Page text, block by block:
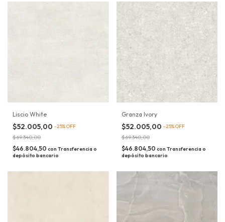
Liscio White
$52.005,00 -25%OFF
$69.340,00
$46.804,50 con Transferencia o
depósito bancario
Granza Ivory
$52.005,00 -25%OFF
$69.340,00
$46.804,50 con Transferencia o
depósito bancario